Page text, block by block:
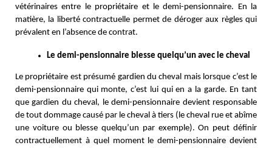
vétérinaires entre le propriétaire et le demi-pensionnaire. En la
matière, la liberté contractuelle permet de déroger aux règles qui
prévalent en l’absence de contrat.
Le demi-pensionnaire blesse quelqu’un avec le cheval
Le propriétaire est présumé gardien du cheval mais lorsque c’est le
demi-pensionnaire qui monte, c’est lui qui en a la garde. En tant
que gardien du cheval, le demi-pensionnaire devient responsable
de tout dommage causé par le cheval à tiers (le cheval rue et abîme
une voiture ou blesse quelqu’un par exemple). On peut définir
contractuellement à quel moment le demi-pensionnaire devient